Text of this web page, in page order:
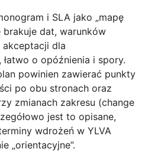
i SLA jako „mapę
dat, warunków
dla
o opóźnienia i spory.
powinien zawierać punkty
po obu stronach oraz
zmianach zakresu (change
jest to opisane,
wdrożeń w YLVA
„orientacyjne”.